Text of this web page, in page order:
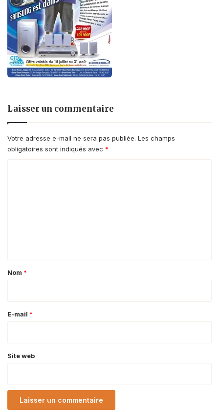
Laisser un commentaire
Votre adresse e-mail ne sera pas publiée. Les champs
obligatoires sont indiqués avec *
a
e
Nom *
E-mail *
Site web